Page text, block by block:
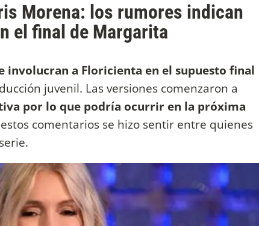
Morena: los rumores indican
el final de Margarita
involucran a Floricienta en el supuesto final
juvenil. Las versiones comenzaron a
por lo que podría ocurrir en la próxima
comentarios se hizo sentir entre quienes